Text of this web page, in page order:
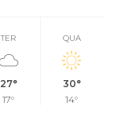
TER
27°
17°
QUA
30°
14°